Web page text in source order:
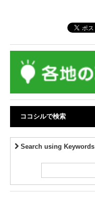
ココシルで検索
Search using Keywords